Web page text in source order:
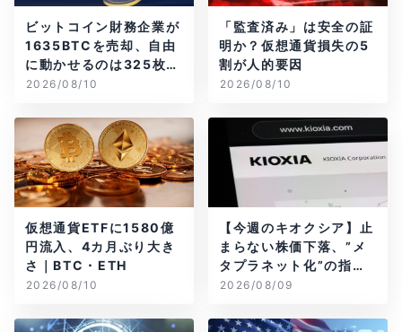
ビットコイン財務企業が
1635BTCを売却、自由
に動かせるのは325枚だ
け
2026/08/10
「監査済み」は安全の証
明か？仮想通貨損失の5
割が人的要因
2026/08/10
仮想通貨ETFに1580億
円流入、4カ月ぶり大き
さ｜BTC・ETH
2026/08/10
【今週のキオクシア】止
まらない株価下落、”メ
タプラネット化”の指摘
は本当？
2026/08/09